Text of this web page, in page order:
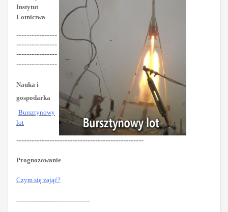
Instytut
Lotnictwa
----------------
----------------
----------------
----------------
Nauka i
gospodarka
Bursztynowy
lot
--------------------------------------------------
Prognozowanie
Czym się zająć?
------------------------------------